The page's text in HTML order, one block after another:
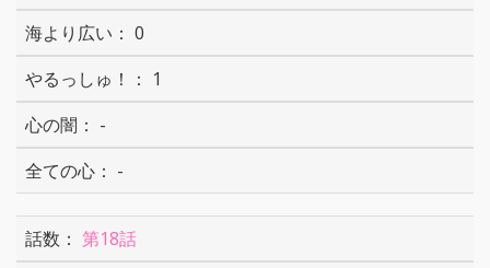
0
1
-
-
第18話